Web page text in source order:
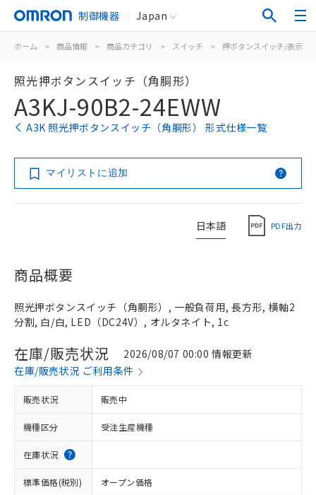
制御機器 Japan
ホーム > 商品情報 > 商品カテゴリ > スイッチ > 押ボタンスイッチ/表示灯
照光押ボタンスイッチ（角胴形）
A3KJ-90B2-24EWW
A3K 照光押ボタンスイッチ（角胴形） 形式仕様一覧
マイリストに追加
日本語 PDF出力
商品概要
照光押ボタンスイッチ（角胴形）, 一般負荷用, 長方形, 横軸2
分割, 白/白, LED（DC24V）, オルタネイト, 1c
在庫/販売状況
2026/08/07 00:00 情報更新
在庫/販売状況 ご利用条件
販売状況 販売中
機種区分 受注生産機種
在庫状況
標準価格(税別) オープン価格